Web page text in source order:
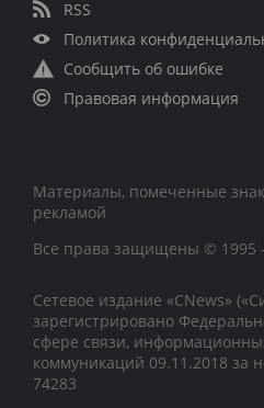
RSS
Политика
Сообщить об ошибке
Правовая информация
Материалы, помеченные
рекламой
Все права защищены © 1995
Сетевое издание «CNews»
зарегистрировано
сфере связи,
коммуникаций 09.11.2018
74283